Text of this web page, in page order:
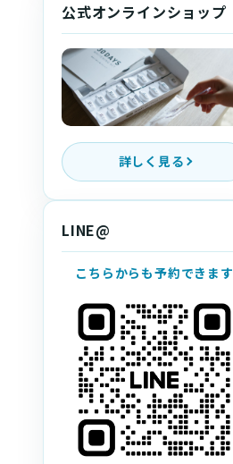
公式オンラインショップ
詳しく見る
LINE@
こちらからも予約できます